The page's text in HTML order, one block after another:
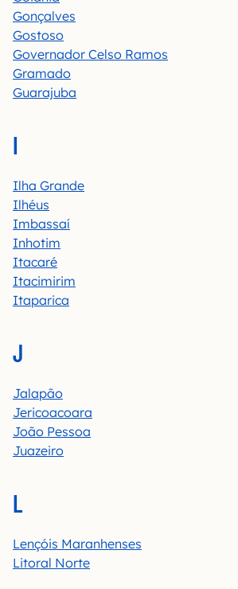
Gonçalves
Gostoso
Governador Celso Ramos
Gramado
Guarajuba
I
Ilha Grande
Ilhéus
Imbassaí
Inhotim
Itacaré
Itacimirim
Itaparica
J
Jalapão
Jericoacoara
João Pessoa
Juazeiro
L
Lençóis Maranhenses
Litoral Norte